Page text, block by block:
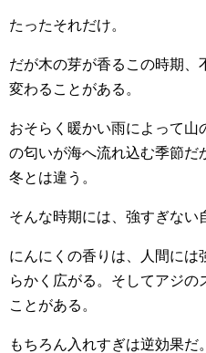
たったそれだけ。
だが木の芽が香るこの時期
変わることがある。
おそらく暖かい雨によって山
の匂いが海へ流れ込む季節だ
冬とは違う。
そんな時期には、強すぎない
にんにくの香りは、人間には
らかく広がる。そしてアジの
ことがある。
もちろん入れすぎは逆効果だ。